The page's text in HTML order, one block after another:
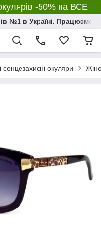
-50% на ВСЕ
№1 в Україні. Працюємо з
сонцезахисні окуляри